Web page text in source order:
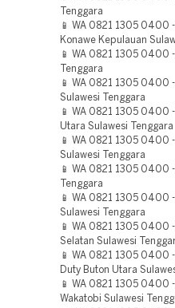
Tenggara
📱 WA 0821 1305 0400
Konawe Kepulauan
📱 WA 0821 1305 0400
Tenggara
📱 WA 0821 1305 0400
Sulawesi Tenggara
📱 WA 0821 1305 0400
Utara Sulawesi Tenggara
📱 WA 0821 1305 0400
Sulawesi Tenggara
📱 WA 0821 1305 0400
Tenggara
📱 WA 0821 1305 0400
Sulawesi Tenggara
📱 WA 0821 1305 0400
Selatan Sulawesi
📱 WA 0821 1305 0400
Duty Buton Utara
📱 WA 0821 1305 0400
Wakatobi Sulawesi